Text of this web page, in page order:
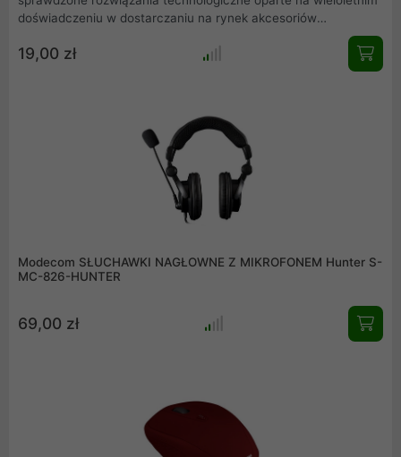
doświadczeniu w dostarczaniu na rynek akcesoriów
komputerowych. Nadrzędnym celem w tworzeniu tej myszy
jest komfort i praktyczność. Kształt myszy ma na celu
ograniczyć zmęczenie dłoni i zapewnić wygodę podczas pracy
19,00 zł
Modecom SŁUCHAWKI NAGŁOWNE Z MIKROFONEM Hunter S-
MC-826-HUNTER
69,00 zł